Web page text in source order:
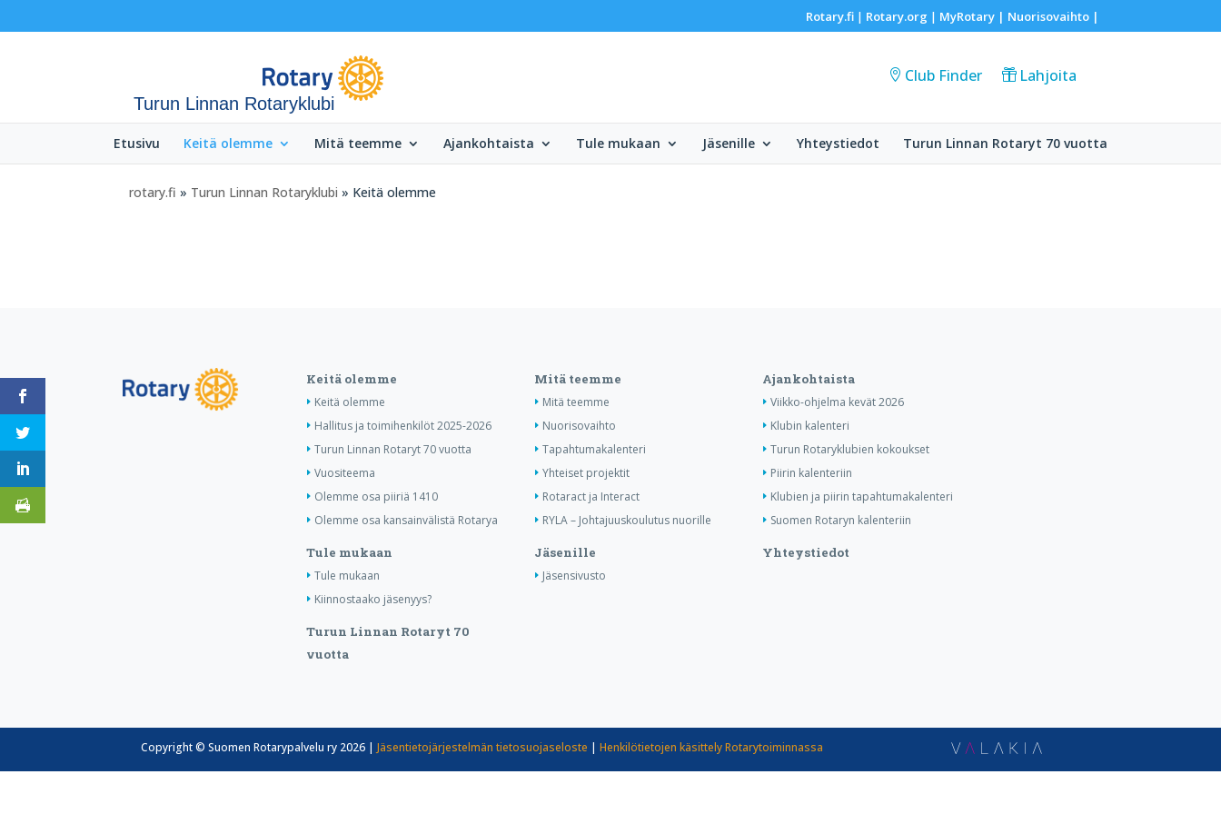
Rotary.fi| Rotary.org | MyRotary | Nuorisovaihto|
Turun Linnan Rotaryklubi
Club Finder Lahjoita
Etusivu Keitä olemme Mitä teemme Ajankohtaista Tule mukaan Jäsenille Yhteystiedot Turun Linnan Rotaryt 70 vuotta
rotary.fi » Turun Linnan Rotaryklubi » Keitä olemme
Keitä olemme
Keitä olemme
Hallitus ja toimihenkilöt 2025-2026
Turun Linnan Rotaryt 70 vuotta
Vuositeema
Olemme osa piiriä 1410
Olemme osa kansainvälistä Rotarya
Mitä teemme
Mitä teemme
Nuorisovaihto
Tapahtumakalenteri
Yhteiset projektit
Rotaract ja Interact
RYLA – Johtajuuskoulutus nuorille
Ajankohtaista
Viikko-ohjelma kevät 2026
Klubin kalenteri
Turun Rotaryklubien kokoukset
Piirin kalenteriin
Klubien ja piirin tapahtumakalenteri
Suomen Rotaryn kalenteriin
Tule mukaan
Tule mukaan
Kiinnostaako jäsenyys?
Jäsenille
Jäsensivusto
Yhteystiedot
Turun Linnan Rotaryt 70
vuotta
Copyright © Suomen Rotarypalvelu ry 2026 | Jäsentietojärjestelmän tietosuojaseloste | Henkilötietojen käsittely Rotarytoiminnassa